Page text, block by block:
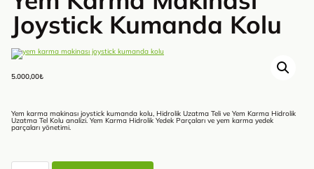
Joystick Kumanda Kolu
5.000,00₺
Yem karma makinası joystick kumanda kolu, Hidrolik Uzatma Teli ve Yem Karma Hidrolik
Uzatma Tel Kolu analizi. Yem Karma Hidrolik Yedek Parçaları ve yem karma yedek
parçaları yönetimi.
Yem